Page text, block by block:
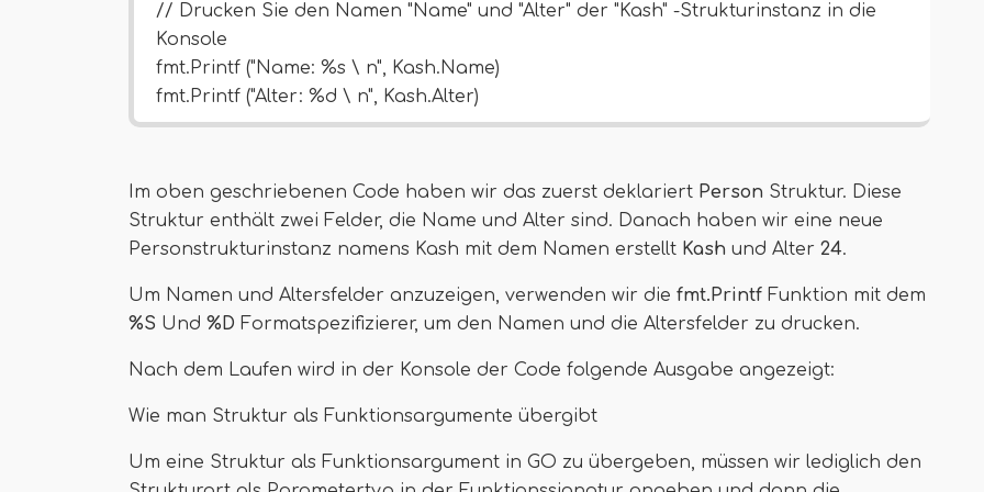
// Drucken Sie den Namen "Name" und "Alter" der "Kash" -Strukturinstanz in die
Konsole
fmt.Printf ("Name: %s \ n", Kash.Name)
fmt.Printf ("Alter: %d \ n", Kash.Alter)
Im oben geschriebenen Code haben wir das zuerst deklariert Person Struktur. Diese
Struktur enthält zwei Felder, die Name und Alter sind. Danach haben wir eine neue
Personstrukturinstanz namens Kash mit dem Namen erstellt Kash und Alter 24.
Um Namen und Altersfelder anzuzeigen, verwenden wir die fmt.Printf Funktion mit dem
%S Und %D Formatspezifizierer, um den Namen und die Altersfelder zu drucken.
Nach dem Laufen wird in der Konsole der Code folgende Ausgabe angezeigt:
Wie man Struktur als Funktionsargumente übergibt
Um eine Struktur als Funktionsargument in GO zu übergeben, müssen wir lediglich den